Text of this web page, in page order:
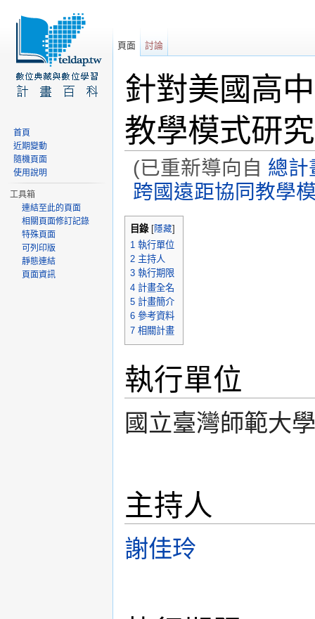
針對美國高
教學模式研
(已重新導向自 總計
跨國遠距協同教學
目錄[隱藏]
1 執行單位
2 主持人
3 執行期限
4 計畫全名
5 計畫簡介
6 參考資料
7 相關計畫
執行單位
國立臺灣師範大
主持人
謝佳玲
頁面 討論
首頁
近期變動
隨機頁面
使用說明
工具箱
連結至此的頁面
相關頁面修訂記錄
特殊頁面
可列印版
靜態連結
頁面資訊